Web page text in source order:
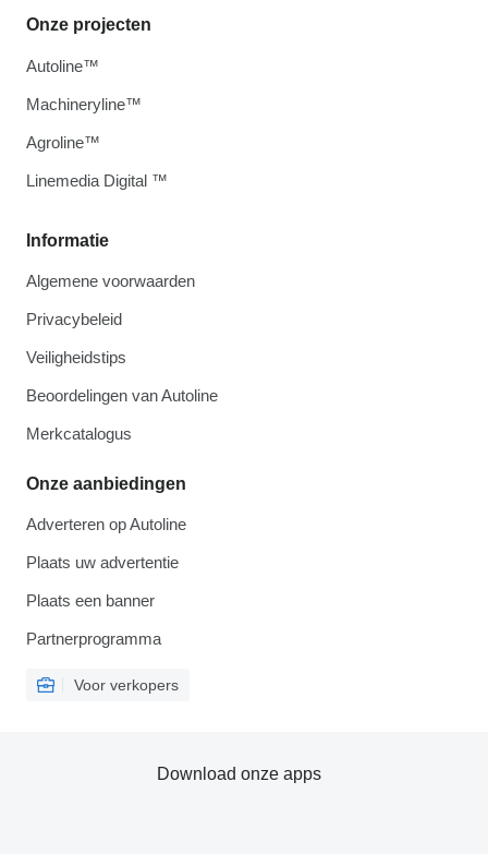
Informatie
Algemene voorwaarden
Privacybeleid
Veiligheidstips
Beoordelingen van Autoline
Merkcatalogus
Onze aanbiedingen
Adverteren op Autoline
Plaats uw advertentie
Plaats een banner
Partnerprogramma
Voor verkopers
Onze projecten
Autoline™
Machineryline™
Agroline™
Linemedia Digital ™
Download onze apps